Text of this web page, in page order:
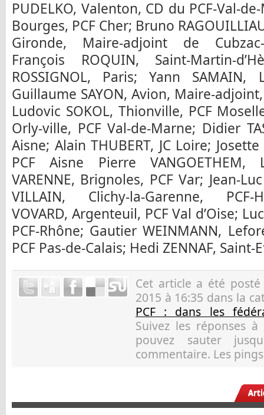
PUDELKO, Valenton, CD du PCF-Val-
Bourges, PCF Cher; Bruno
Gironde, Maire-adjoint de Cubzac-
François ROQUIN, Saint-Martin-
ROSSIGNOL, Paris; Yann SAMAIN,
Guillaume SAYON, Avion, Maire-
Ludovic SOKOL, Thionville, PCF
Orly-ville, PCF Val-de-Marne; Didier
Aisne; Alain THUBERT, JC Loire;
PCF Aisne Pierre VANGOETHEM,
VARENNE, Brignoles, PCF Var; Jean-
VILLAIN, Clichy-la-Garenne, PCF-
VOVARD, Argenteuil, PCF Val d’Oise;
PCF-Rhône; Gautier WEINMANN,
PCF Pas-de-Calais; Hedi ZENNAF, Saint-
Cet article a été
2015 à 16:35 dans la
PCF : dans les
Suivez les réponses
pouvez sauter
commentaire. Les